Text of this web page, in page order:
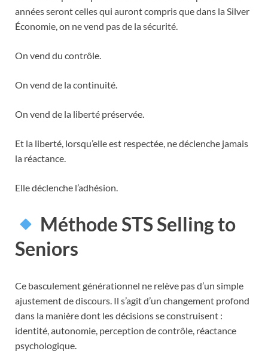
années seront celles qui auront compris que dans la Silver
Économie, on ne vend pas de la sécurité.
On vend du contrôle.
On vend de la continuité.
On vend de la liberté préservée.
Et la liberté, lorsqu’elle est respectée, ne déclenche jamais
la réactance.
Elle déclenche l’adhésion.
Méthode STS Selling to
Seniors
Ce basculement générationnel ne relève pas d’un simple
ajustement de discours. Il s’agit d’un changement profond
dans la manière dont les décisions se construisent :
identité, autonomie, perception de contrôle, réactance
psychologique.